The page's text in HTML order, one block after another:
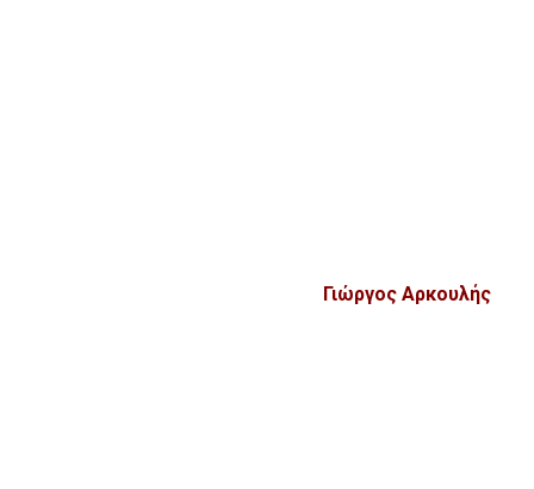
Γιώργος Αρκουλής